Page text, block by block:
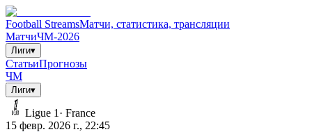
Football StreamsМатчи, статистика, трансляции
МатчиЧМ-2026
Лиги▾
СтатьиПрогнозы
ЧМ
Лиги▾
Ligue 1 · France
15 февр. 2026 г., 22:45